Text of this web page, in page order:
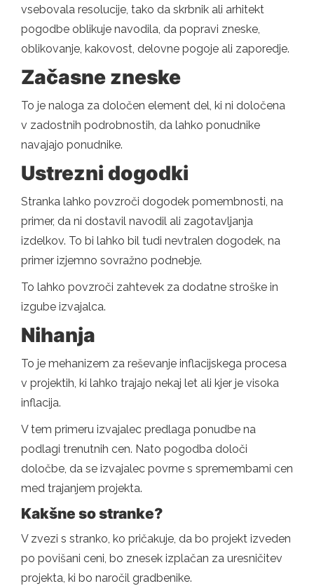
vsebovala resolucije, tako da skrbnik ali arhitekt
pogodbe oblikuje navodila, da popravi zneske,
oblikovanje, kakovost, delovne pogoje ali zaporedje.
Začasne zneske
To je naloga za določen element del, ki ni določena
v zadostnih podrobnostih, da lahko ponudnike
navajajo ponudnike.
Ustrezni dogodki
Stranka lahko povzroči dogodek pomembnosti, na
primer, da ni dostavil navodil ali zagotavljanja
izdelkov. To bi lahko bil tudi nevtralen dogodek, na
primer izjemno sovražno podnebje.
To lahko povzroči zahtevek za dodatne stroške in
izgube izvajalca.
Nihanja
To je mehanizem za reševanje inflacijskega procesa
v projektih, ki lahko trajajo nekaj let ali kjer je visoka
inflacija.
V tem primeru izvajalec predlaga ponudbe na
podlagi trenutnih cen. Nato pogodba določi
določbe, da se izvajalec povrne s spremembami cen
med trajanjem projekta.
Kakšne so stranke?
V zvezi s stranko, ko pričakuje, da bo projekt izveden
po povišani ceni, bo znesek izplačan za uresničitev
projekta, ki bo naročil gradbenike.